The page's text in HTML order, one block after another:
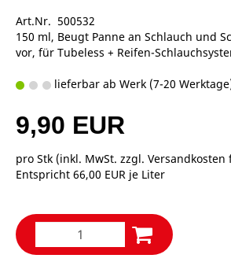
Art.Nr. 500532
150 ml, Beugt Panne an Schlauch und
vor, für Tubeless + Reifen-
lieferbar ab Werk (7-20
9,90 EUR
pro Stk (inkl. MwSt. zzgl.
Entspricht 66,00 EUR je Liter